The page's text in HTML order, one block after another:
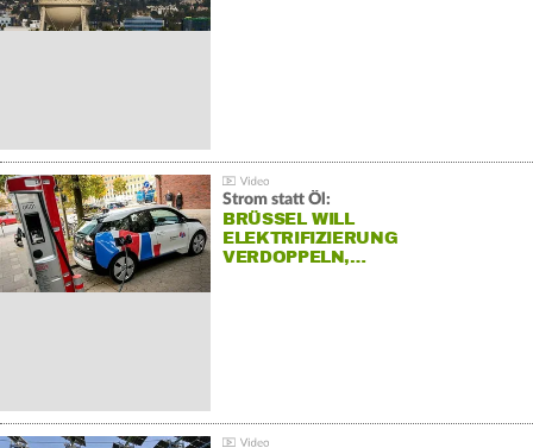
Strom statt Öl:
BRÜSSEL WILL
ELEKTRIFIZIERUNG
VERDOPPELN,…